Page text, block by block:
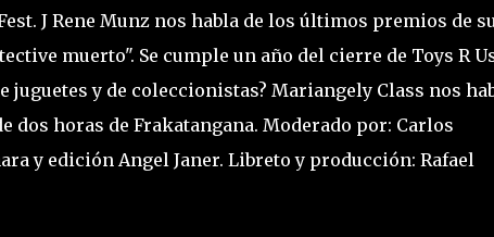
J Rene Munz nos habla de los últimos premios de
muerto". Se cumple un año del cierre de Toys R
juguetes y de coleccionistas? Mariangely Class nos
dos horas de Frakatangana. Moderado por: Carlos
y edición Angel Janer. Libreto y producción: Rafael